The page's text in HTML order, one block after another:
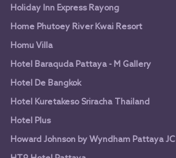
Holiday Inn Express Rayong
Home Phutoey River Kwai Resort
Homu Villa
Hotel Baraquda Pattaya - M Gallery
Hotel De Bangkok
Hotel Kuretakeso Sriracha Thailand
Hotel Plus
Howard Johnson by Wyndham Pattaya JC